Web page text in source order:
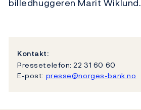
billedhuggeren Marit Wiklund.
Kontakt:
Pressetelefon: 22 31 60 60
E-post: presse@norges-bank.no